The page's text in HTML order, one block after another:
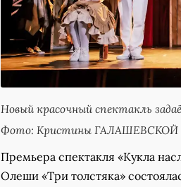
Новый красочный спектакль
Фото: Кристины ГАЛАШЕВСКОЙ
Премьера спектакля «Кукла
Олеши «Три толстяка»